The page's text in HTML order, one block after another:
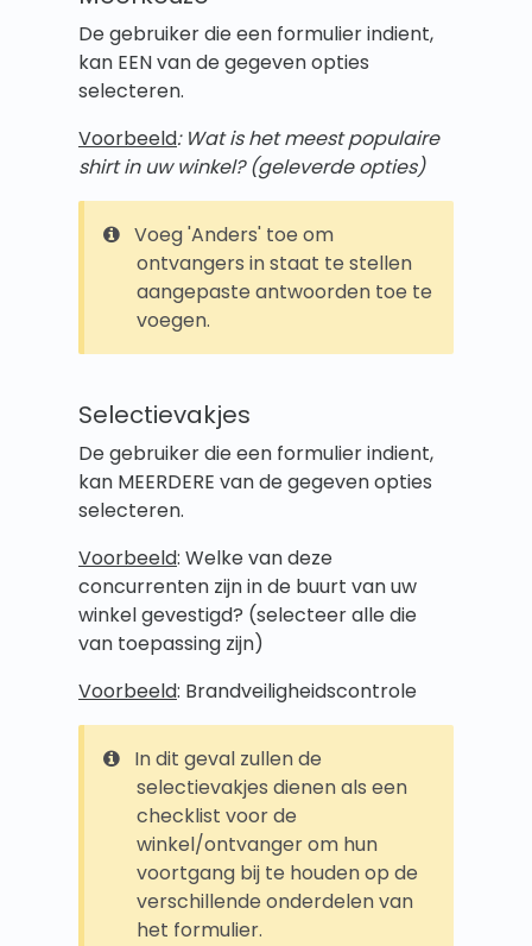
De gebruiker die een formulier indient,
kan EEN van de gegeven opties
selecteren.
Voorbeeld: Wat is het meest populaire
shirt in uw winkel? (geleverde opties)
Voeg 'Anders' toe om
ontvangers in staat te stellen
aangepaste antwoorden toe te
voegen.
Selectievakjes
De gebruiker die een formulier indient,
kan MEERDERE van de gegeven opties
selecteren.
Voorbeeld: Welke van deze
concurrenten zijn in de buurt van uw
winkel gevestigd? (selecteer alle die
van toepassing zijn)
Voorbeeld: Brandveiligheidscontrole
In dit geval zullen de
selectievakjes dienen als een
checklist voor de
winkel/ontvanger om hun
voortgang bij te houden op de
verschillende onderdelen van
het formulier.